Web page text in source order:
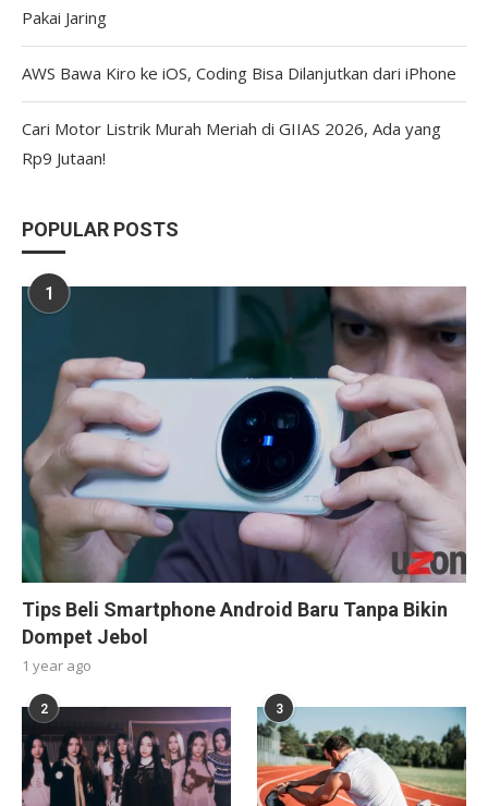
Pakai Jaring
AWS Bawa Kiro ke iOS, Coding Bisa Dilanjutkan dari iPhone
Cari Motor Listrik Murah Meriah di GIIAS 2026, Ada yang
Rp9 Jutaan!
POPULAR POSTS
1
Tips Beli Smartphone Android Baru Tanpa Bikin
Dompet Jebol
1 year ago
2 3